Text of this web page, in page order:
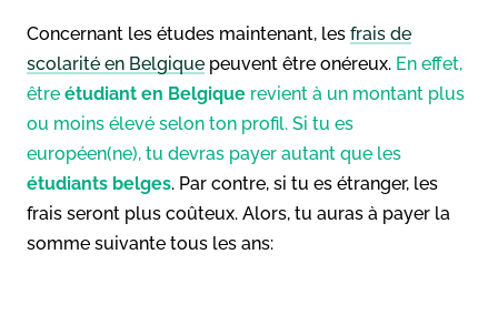
Concernant les études maintenant, les frais de
scolarité en Belgique peuvent être onéreux. En effet,
être étudiant en Belgique revient à un montant plus
ou moins élevé selon ton profil. Si tu es
européen(ne), tu devras payer autant que les
étudiants belges. Par contre, si tu es étranger, les
frais seront plus coûteux. Alors, tu auras à payer la
somme suivante tous les ans: